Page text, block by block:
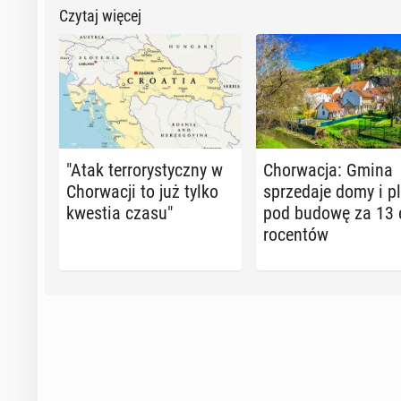
Czytaj więcej
"Atak ter­ro­ry­stycz­ny w
Chor­wa­cji to już tylko
kwestia czasu"
Chor­wa­cja: Gmina
sprze­da­je domy i
pod budowę za
ro­cen­tów